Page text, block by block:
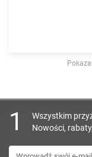
1
Wszystkim
Nowości,